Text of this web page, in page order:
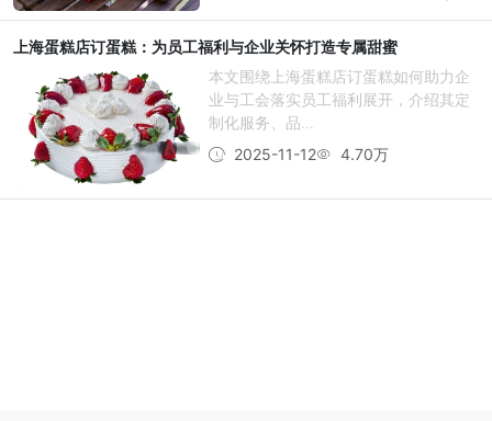
上海蛋糕店订蛋糕：为员工福利与企业关怀打造专属甜蜜
本文围绕上海蛋糕店订蛋糕如何助力企
业与工会落实员工福利展开，介绍其定
制化服务、品...
2025-11-12
4.70万